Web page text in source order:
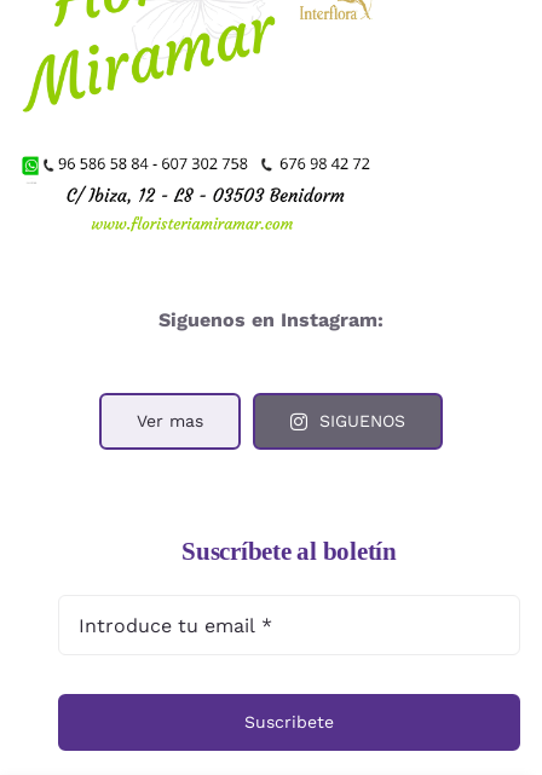
Siguenos en Instagram:
Ver mas SIGUENOS
Suscríbete al boletín
Suscribete